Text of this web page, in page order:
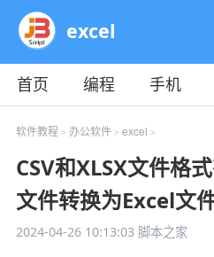
excel
首页 编程 手机
教程
平面 服务器
软件教程 > 办公软件> excel >
CSV和XLSX文件格
文件转换为Excel文
2024-04-26 10:13:03脚本之家